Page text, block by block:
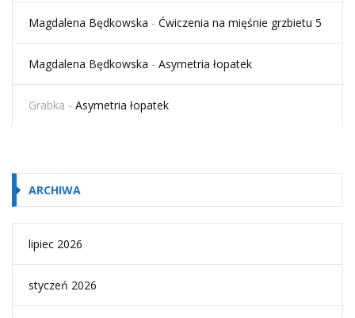
Magdalena Będkowska - Ćwiczenia na mięśnie grzbietu 5
Magdalena Będkowska - Asymetria łopatek
Grabka - Asymetria łopatek
ARCHIWA
lipiec 2026
styczeń 2026